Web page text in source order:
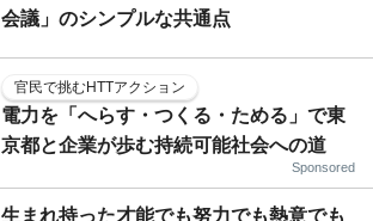
会議」のシンプルな共通点
官民で挑むHTTアクション
電力を「へらす・つくる・ためる」で東
京都と企業が歩む持続可能社会への道
Sponsored
生まれ持った才能でも努力でも熱意でも